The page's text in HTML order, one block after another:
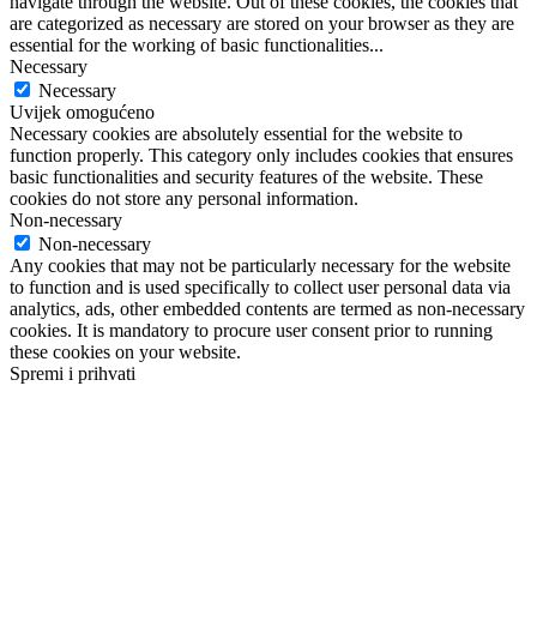
are categorized as necessary are stored on your browser as they are
essential for the working of basic functionalities...
Necessary
Necessary
Uvijek omogućeno
Necessary cookies are absolutely essential for the website to
function properly. This category only includes cookies that ensures
basic functionalities and security features of the website. These
cookies do not store any personal information.
Non-necessary
Non-necessary
Any cookies that may not be particularly necessary for the website
to function and is used specifically to collect user personal data via
analytics, ads, other embedded contents are termed as non-necessary
cookies. It is mandatory to procure user consent prior to running
these cookies on your website.
Spremi i prihvati